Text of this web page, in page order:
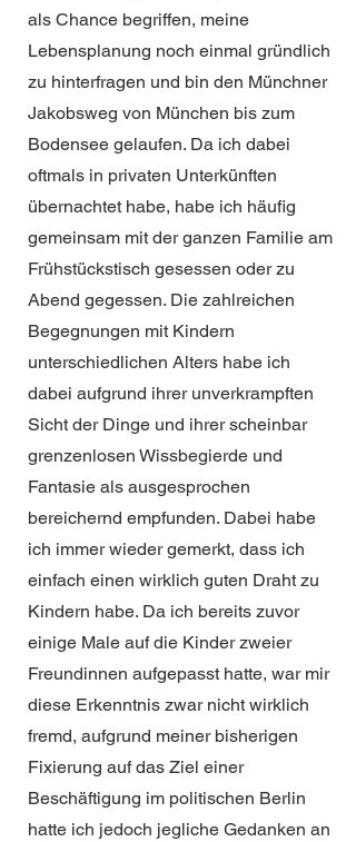
als Chance begriffen, meine
Lebensplanung noch einmal gründlich
zu hinterfragen und bin den Münchner
Jakobsweg von München bis zum
Bodensee gelaufen. Da ich dabei
oftmals in privaten Unterkünften
übernachtet habe, habe ich häufig
gemeinsam mit der ganzen Familie am
Frühstückstisch gesessen oder zu
Abend gegessen. Die zahlreichen
Begegnungen mit Kindern
unterschiedlichen Alters habe ich
dabei aufgrund ihrer unverkrampften
Sicht der Dinge und ihrer scheinbar
grenzenlosen Wissbegierde und
Fantasie als ausgesprochen
bereichernd empfunden. Dabei habe
ich immer wieder gemerkt, dass ich
einfach einen wirklich guten Draht zu
Kindern habe. Da ich bereits zuvor
einige Male auf die Kinder zweier
Freundinnen aufgepasst hatte, war mir
diese Erkenntnis zwar nicht wirklich
fremd, aufgrund meiner bisherigen
Fixierung auf das Ziel einer
Beschäftigung im politischen Berlin
hatte ich jedoch jegliche Gedanken an